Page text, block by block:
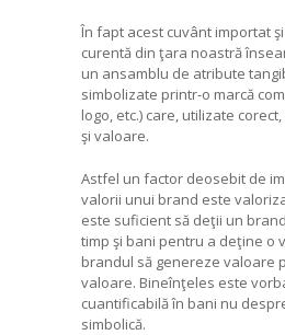
În fapt acest cuvânt importat
curentă din ţara noastră
un ansamblu de atribute
simbolizate printr-o marcă
logo, etc.) care, utilizate
şi valoare.
Astfel un factor deosebit de
valorii unui brand este
este suficient să deţii un
timp şi bani pentru a deţine o
brandul să genereze valoare
valoare. Bineînţeles este
cuantificabilă în bani nu
simbolică.